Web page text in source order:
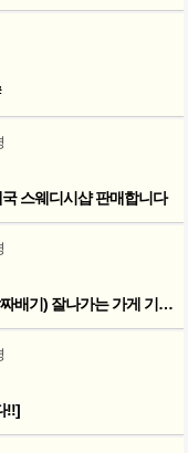
스웨디시샵 판매합니다
### 부천 역세권 &먹자상권(알짜배기) 잘나가는 가게 기회입니다 ###
!!]